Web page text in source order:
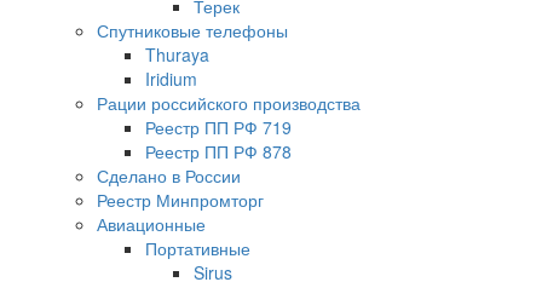
Терек
Спутниковые телефоны
Thuraya
Iridium
Рации российского производства
Реестр ПП РФ 719
Реестр ПП РФ 878
Сделано в России
Реестр Минпромторг
Авиационные
Портативные
Sirus